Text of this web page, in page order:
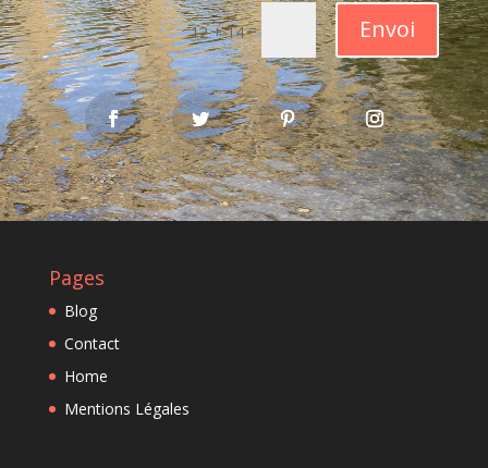
12 + 14= Envoi
Pages
Blog
Contact
Home
Mentions Légales